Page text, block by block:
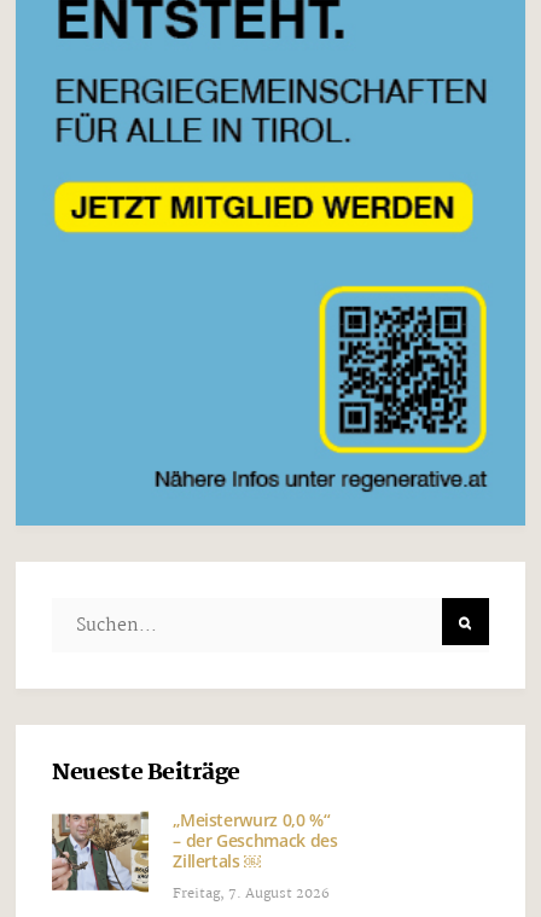
Neueste Beiträge
„Meisterwurz 0,0 %“
– der Geschmack des
Zillertals ￼
Freitag, 7. August 2026